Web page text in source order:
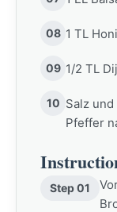
08 1 TL
09 1/2 TL
10 Salz
Pfeffer
Step 01